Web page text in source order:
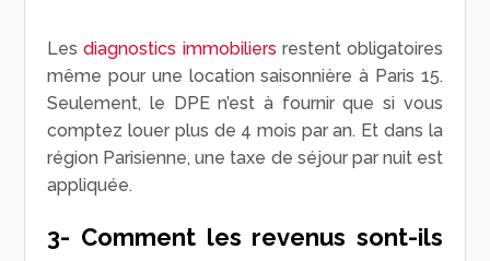
Lesdiagnostics immobiliers restent obligatoires
même pour une location saisonnière à Paris 15.
Seulement, le DPE n’est à fournir que si vous
comptez louer plus de 4 mois par an. Et dans la
région Parisienne, une taxe de séjour par nuit est
appliquée.
3- Comment les revenus sont-ils